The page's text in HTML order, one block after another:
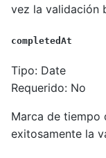
vez la validación
completedAt
Tipo: Date
Requerido: No
Marca de tiempo
exitosamente la